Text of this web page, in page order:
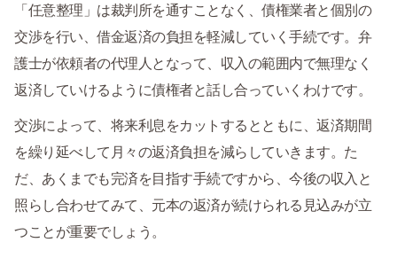
「任意整理」は裁判所を通すことなく、債権業者と個別の
交渉を行い、借金返済の負担を軽減していく手続です。弁
護士が依頼者の代理人となって、収入の範囲内で無理なく
返済していけるように債権者と話し合っていくわけです。
交渉によって、将来利息をカットするとともに、返済期間
を繰り延べして月々の返済負担を減らしていきます。た
だ、あくまでも完済を目指す手続ですから、今後の収入と
照らし合わせてみて、元本の返済が続けられる見込みが立
つことが重要でしょう。